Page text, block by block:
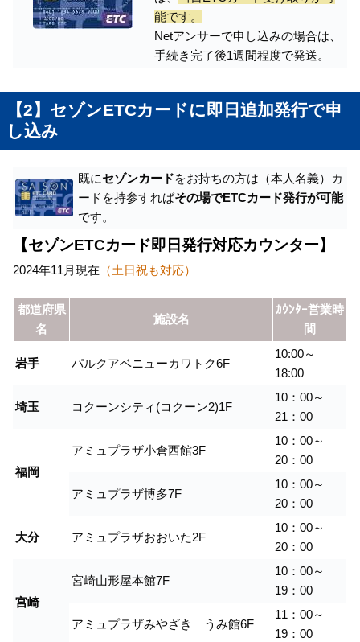
能です。
Netアンサーで申し込みの場合は、
手続き完了後1週間程度で発送。
【2】セゾンETCカードに即日追加発行で申
し込み
既にセゾンカードをお持ちの方は（本人名義）カ
ードを持参すればその場でETCカード発行が可能
です。
【セゾンETCカード即日発行対応カウンター】
2024年11月現在 （土日祝も対応）
都道府県
名
施設名
ｶｳﾝﾀｰ営業時
間
岩手 パルクアベニューカワトク6F
10:00～
18:00
埼玉 コクーンシティ(コクーン2)1F
10：00～
21：00
福岡
アミュプラザ小倉西館3F
10：00～
20：00
アミュプラザ博多7F
10：00～
20：00
大分 アミュプラザおおいた2F
10：00～
20：00
宮崎
宮崎山形屋本館7F
10：00～
19：00
アミュプラザみやざき うみ館6F
11：00～
19：00